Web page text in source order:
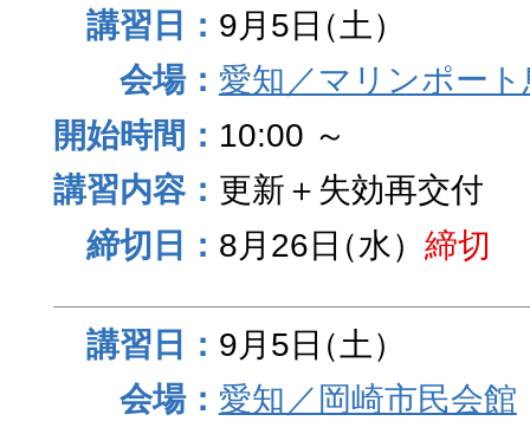
9月5日（土）
愛知／マリンポート
10:00 ～
更新＋失効再交付
8月26日（水） 締切
9月5日（土）
愛知／岡崎市民会館